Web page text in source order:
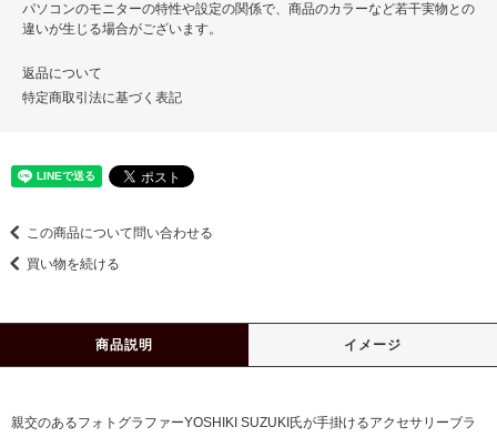
パソコンのモニターの特性や設定の関係で、商品のカラーなど若干実物との
違いが生じる場合がございます。
返品について
特定商取引法に基づく表記
この商品について問い合わせる
買い物を続ける
商品説明 イメージ
親交のあるフォトグラファーYOSHIKI SUZUKI氏が手掛けるアクセサリーブラ